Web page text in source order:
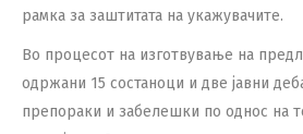
рамка за заштитата на укажувачите.
Во процесот на изготвување на
одржани 15 состаноци и две јавни
препораки и забелешки по однос на